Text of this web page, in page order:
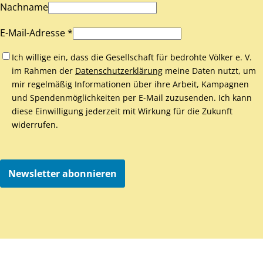
Nachname
E-Mail-Adresse *
Ich willige ein, dass die Gesellschaft für bedrohte Völker e. V.
im Rahmen der Datenschutzerklärung meine Daten nutzt, um
mir regelmäßig Informationen über ihre Arbeit, Kampagnen
und Spendenmöglichkeiten per E-Mail zuzusenden. Ich kann
diese Einwilligung jederzeit mit Wirkung für die Zukunft
widerrufen.
Newsletter abonnieren